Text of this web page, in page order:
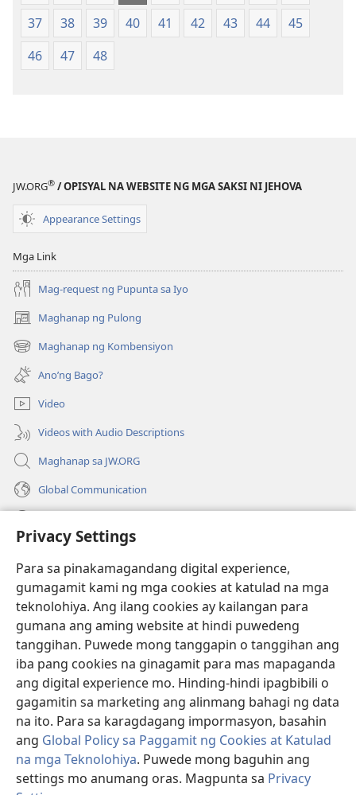
Privacy Settings
Para sa pinakamagandang digital experience,
gumagamit kami ng mga cookies at katulad na mga
teknolohiya. Ang ilang cookies ay kailangan para
gumana ang aming website at hindi puwedeng
tanggihan. Puwede mong tanggapin o tanggihan ang
iba pang cookies na ginagamit para mas mapaganda
ang digital experience mo. Hinding-hindi ipagbibili o
gagamitin sa marketing ang alinmang bahagi ng data
na ito. Para sa karagdagang impormasyon, basahin
ang Global Policy sa Paggamit ng Cookies at Katulad
na mga Teknolohiya. Puwede mong baguhin ang
settings mo anumang oras. Magpunta sa Privacy
37
38 39 40 41 42 43 44
45
46
47 48
JW.ORG® / OPISYAL NA WEBSITE NG MGA SAKSI NI JEHOVA
Appearance Settings
Mga Link
Mag-request ng Pupunta sa Iyo
Maghanap ng Pulong
(may
bubukas
na
bagong
window)
Maghanap ng Kombensiyon
(may
bubukas
na
bagong
window)
Ano’ng Bago?
Video
Videos with Audio Descriptions
Maghanap sa JW.ORG
Global Communication
(may
na
bagong
window)
Watchtower ONLINE LIBRARY™
(may
bubukas
na
bagong
window)
JW Hub ®
(may
bubukas
bagong
window)
JW Library ®
Watchtower Library®
Copyright